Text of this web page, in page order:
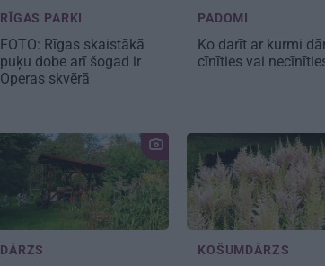
RĪGAS PARKI
FOTO: Rīgas skaistākā
puķu dobe arī šogad ir
Operas skvērā
PADOMI
Ko darīt ar kurmi
cīnīties vai
DĀRZS KOŠUMDĀRZS